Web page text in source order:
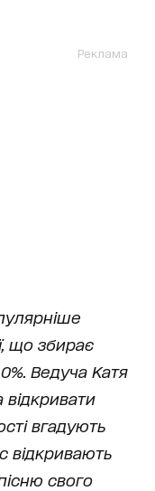
Реклама
що збирає
Ведуча Катя
вгадують
відкривають
свого